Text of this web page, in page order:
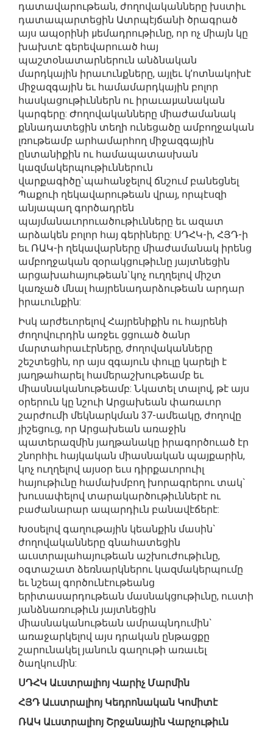
դատավարութեան, ժողովականները խստիւ
դատապարտեցին Ատրպէյճանի ծրագրած
այս ապօրինի μեմադրութիւնը, որ ոչ միայն կը
խախտէ գերեվարուած հայ
պաշտօնատարներուն անձնական
մարդկային իրաւունքները, այլեւ կ’ոտնակոխէ
միջազգային եւ համամարդկային բոլոր
հասկացութիւններն ու իրաւաμանական
կարգերը: Ժողովականները միաժամանակ
քննադատեցին տեղի ունեցածը ամբողջական
լռութեամբ արհամարհող միջազգային
ընտանիքին ու համապատասխան
կազմակերպութիւններուն
վարքագիծը`պահանջելով ճնշում բանեցնել
Պաքուի ղեկավարութեան վրայ, որպէսզի
անյապաղ գործադրեն
պայմանաւորուածութիւնները եւ ազատ
արձակեն բոլոր հայ գերիները: ՍԴՀԿ-ի, ՀՅԴ-ի
եւ ՌԱԿ-ի ղեկավարները միաժամանակ իրենց
ամբողջական զօրակցութիւնը յայտնեցին
արցախահայութեան`կոչ ուղղելով միշտ
կառչած մնալ հայրենադարձութեան արդար
իրաւունքին:
Իսկ արժեւորելով Հայրենիքին ու հայրենի
ժողովուրդին առջեւ ցցուած ծանր
մարտահրաւէրները, ժողովականները
շեշտեցին, որ այս զգայուն փուլը կարելի է
յաղթահարել համերաշխութեամբ եւ
միասնականութեամբ: Նկատել տալով, թէ այս
օրերուն կը նշուի Արցախեան փառաւոր
շարժումի մեկնարկման 37-ամեակը, ժողովը
յիշեցուց, որ Արցախեան առաջին
պատերազմին յաղթանակը իրագործուած էր
շնորհիւ հայկական միասնական պայքարին,
կոչ ուղղելով այսօր եւս դիրքաւորուիլ
հայութիւնը համախմբող խորագրերու տակ`
խուսափելով տարակարծութիւններէ ու
բաժանարար ապարդիւն բանավէճերէ:
Խօսելով գաղութային կեանքին մասին`
ժողովականները գնահատեցին
աւստրալահայութեան աշխուժութիւնը,
օգտաշատ ձեռնարկներու կազմակերպումը
եւ նշեալ գործունէութեանց
երիտասարդութեան մասնակցութիւնը, ուստի
յանձնառութիւն յայտնեցին
միասնականութեան ամրապնդումին`
առաջարկելով այս դրական ընթացքը
շարունակել յանուն գաղութի առաւել
ծաղկումին:
ՍԴՀԿ Աւստրալիոյ Վարիչ Մարմին
ՀՅԴ Աւստրալիոյ Կեդրոնական Կոմիտէ
ՌԱԿ Աւստրալիոյ Շրջանային Վարչութիւն